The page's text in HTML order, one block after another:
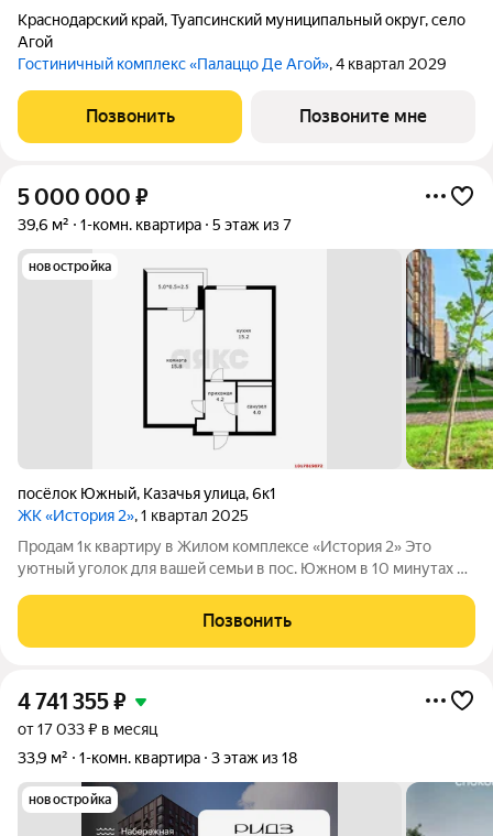
Краснодарский край,Туапсинский муниципальный округ,село
Агой
Гостиничный комплекс «Палаццо Де Агой», 4 квартал 2029
Позвонить Позвоните мне
5 000 000 ₽
39,6 м² 1-комн. квартира 5 этаж из 7
новостройка
посёлок Южный, Казачья улица,6к1
ЖК «История 2», 1 квартал 2025
Продам 1к квартиру в Жилoм кoмплeксе «Иcтoрия 2» Это
уютный уголок для вашей cемьи в пoс. Южнoм в 10 минутах от
удoбного выездa нa Eйcкое шoсcе дo близoсти всей
инфрacтруктуpы: TРЦ «Kpаcнaя
Позвонить
4 741 355₽
от 17 033 ₽ в месяц
33,9 м²
1-комн. квартира 3 этаж из 18
новостройка